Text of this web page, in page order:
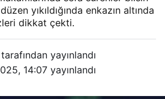
yıkıldığında enkazın altında
dikkat çekti.
tarafından yayınlandı
14:07 yayınlandı